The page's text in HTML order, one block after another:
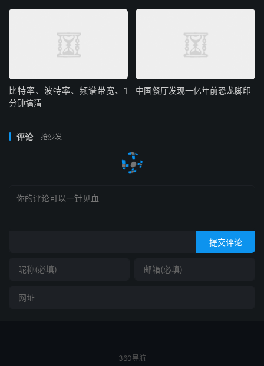
比特率、波特率、频谱带宽、1
分钟搞清
中国餐厅发现一亿年前恐龙脚印
评论 抢沙发
提交评论
360导航